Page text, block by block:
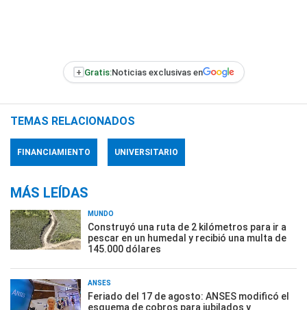
+ Gratis:Noticias exclusivas en
TEMAS RELACIONADOS
FINANCIAMIENTO UNIVERSITARIO
MÁS LEÍDAS
MUNDO
Construyó una ruta de 2 kilómetros para ir a
pescar en un humedal y recibió una multa de
145.000 dólares
ANSES
Feriado del 17 de agosto: ANSES modificó el
esquema de cobros para jubilados y